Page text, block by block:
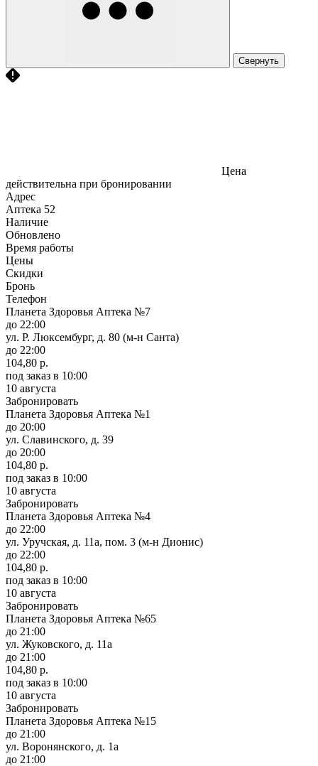
Свернуть
Цена
действительна при бронировании
Адрес
Аптека 52
Наличие
Обновлено
Время работы
Цены
Скидки
Бронь
Телефон
Планета Здоровья Аптека №7
до 22:00
ул. Р. Люксембург, д. 80 (м-н Санта)
до 22:00
104,80 р.
под заказ в 10:00
10 августа
Забронировать
Планета Здоровья Аптека №1
до 20:00
ул. Славинского, д. 39
до 20:00
104,80 р.
под заказ в 10:00
10 августа
Забронировать
Планета Здоровья Аптека №4
до 22:00
ул. Уручская, д. 11а, пом. 3 (м-н Дионис)
до 22:00
104,80 р.
под заказ в 10:00
10 августа
Забронировать
Планета Здоровья Аптека №65
до 21:00
ул. Жуковского, д. 11а
до 21:00
104,80 р.
под заказ в 10:00
10 августа
Забронировать
Планета Здоровья Аптека №15
до 21:00
ул. Воронянского, д. 1а
до 21:00